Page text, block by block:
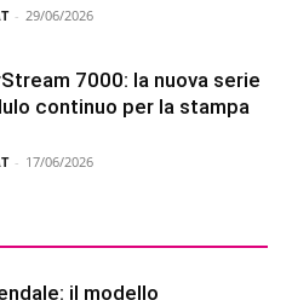
- 29/06/2026
7000: la nuova serie
continuo per la stampa
- 17/06/2026
il modello